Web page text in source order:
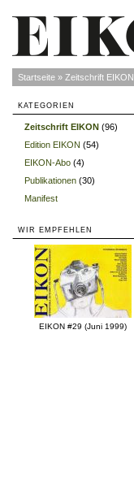
Startseite » Zeitschrift EIKON
KATEGORIEN
Zeitschrift EIKON (96)
Edition EIKON (54)
EIKON-Abo (4)
Publikationen (30)
Manifest
WIR EMPFEHLEN
EIKON #29 (Juni 1999)